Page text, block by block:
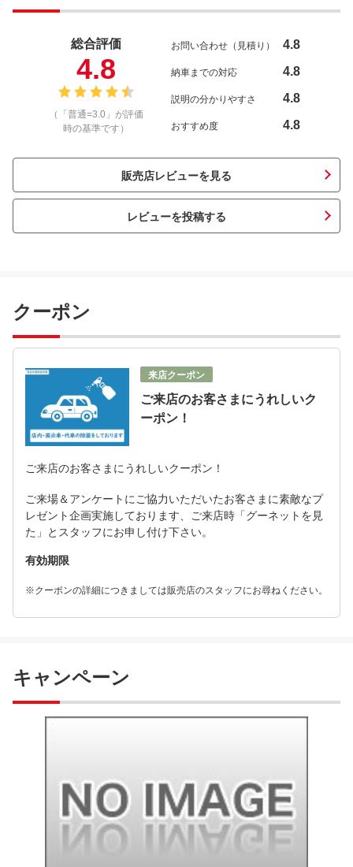
総合評価
4.8
（「普通=3.0」が評価
時の基準です）
お問い合わせ（見積り） 4.8
納車までの対応 4.8
説明の分かりやすさ 4.8
おすすめ度 4.8
販売店レビューを見る
レビューを投稿する
クーポン
来店クーポン
ご来店のお客さまにうれしいク
ーポン！
ご来店のお客さまにうれしいクーポン！
ご来場＆アンケートにご協力いただいたお客さまに素敵なプ
レゼント企画実施しております、ご来店時「グーネットを見
た」とスタッフにお申し付け下さい。
有効期限
※クーポンの詳細につきましては販売店のスタッフにお尋ねください。
キャンペーン